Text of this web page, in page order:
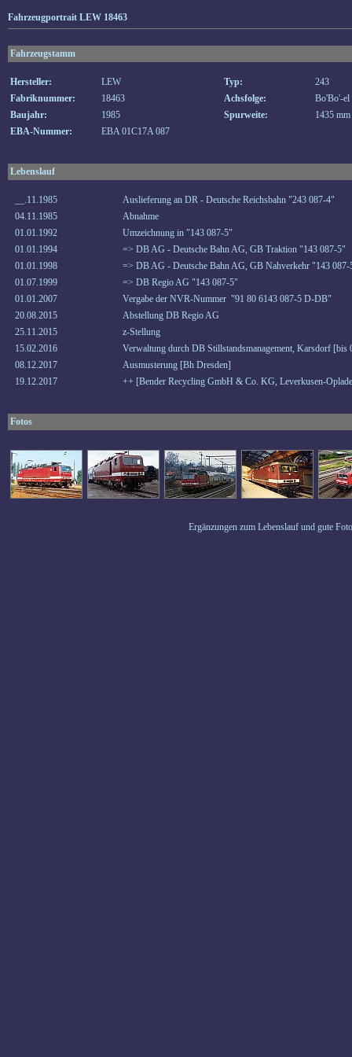
Fahrzeugportrait LEW 18463
Fahrzeugstamm
Hersteller: LEW Typ:
243
Fabriknummer:
18463 Achsfolge:
Bo'Bo'-el
Baujahr:
1985 Spurweite:
1435 mm
EBA-Nummer:
EBA 01C17A 087
Lebenslauf
__.11.1985
Auslieferung an DR - Deutsche Reichsbahn "243 087-4"
04.11.1985
Abnahme
01.01.1992
Umzeichnung in "143 087-5"
01.01.1994
=> DB AG - Deutsche Bahn AG, GB Traktion "143 087-5"
01.01.1998
=> DB AG - Deutsche Bahn AG, GB Nahverkehr "143 087-
01.07.1999
=> DB Regio AG "143 087-5"
01.01.2007
Vergabe der NVR-Nummer "91 80 6143 087-5 D-DB"
20.08.2015
Abstellung DB Regio AG
25.11.2015
z-Stellung
15.02.2016
Verwaltung durch DB Stillstandsmanagement, Karsdorf [bis
08.12.2017
Ausmusterung [Bh Dresden]
19.12.2017
++ [Bender Recycling GmbH & Co. KG, Leverkusen-
Fotos
Ergänzungen zum Lebenslauf und gute